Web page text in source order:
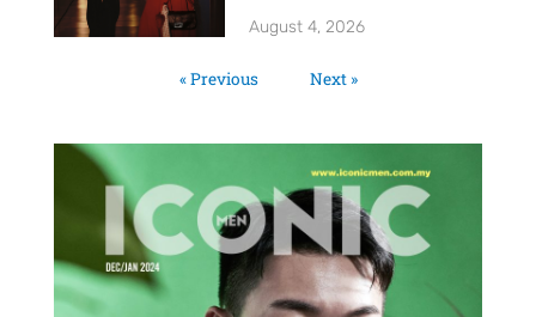
August 4, 2026
« Previous Next »